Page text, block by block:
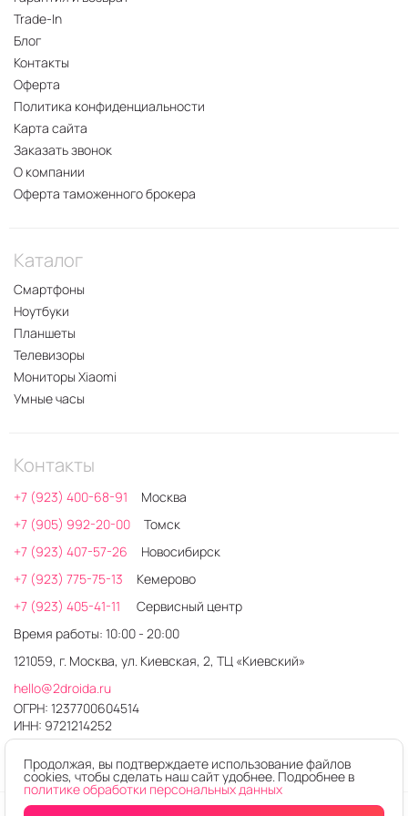
Trade-In
Блог
Контакты
Оферта
Политика конфиденциальности
Карта сайта
Заказать звонок
О компании
Оферта таможенного брокера
Каталог
Смартфоны
Ноутбуки
Планшеты
Телевизоры
Мониторы Xiaomi
Умные часы
Контакты
+7 (923) 400-68-91
Москва
+7 (905) 992-20-00
Томск
+7 (923) 407-57-26
Новосибирск
+7 (923) 775-75-13
Кемерово
+7 (923) 405-41-11
Сервисный центр
Время работы: 10:00 - 20:00
121059, г. Москва, ул. Киевская, 2, ТЦ «Киевский»
hello@2droida.ru
ОГРН: 1237700604514
ИНН: 9721214252
Продолжая, вы подтверждаете использование файлов
cookies, чтобы сделать наш сайт удобнее. Подробнее в
политике обработки персональных данных